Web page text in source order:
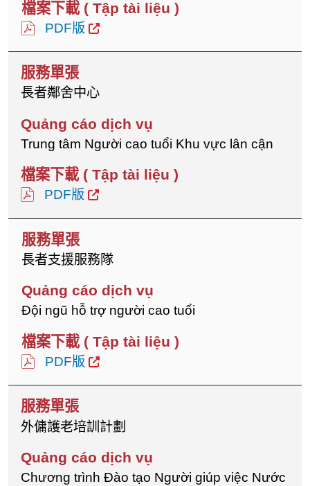
PDF版
長者鄰舍中心
Trung tâm Người cao tuổi Khu vực lân cận
PDF版
長者支援服務隊
Đội ngũ hỗ trợ người cao tuổi
PDF版
外傭護老培訓計劃
Chương trình Đào tạo Người giúp việc Nước